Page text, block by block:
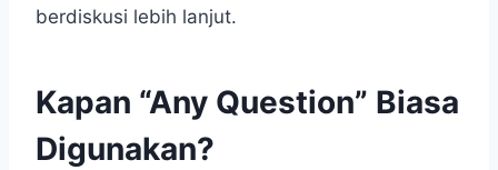
berdiskusi lebih lanjut.
Kapan “Any Question” Biasa
Digunakan?